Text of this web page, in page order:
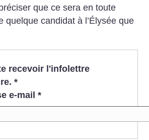
que ce sera en toute
quelque candidat à l’Élysée que
recevoir l'infolettre
*
e-mail *